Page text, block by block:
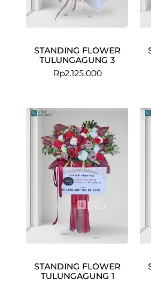
STANDING FLOWER
TULUNGAGUNG 3
Rp2.125.000
STANDING FLOWER
TULUNGAGUNG 1